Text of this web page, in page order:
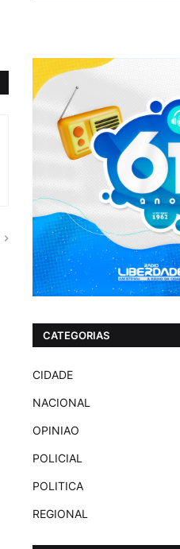
CATEGORIAS
CIDADE
NACIONAL
OPINIAO
POLICIAL
POLITICA
REGIONAL